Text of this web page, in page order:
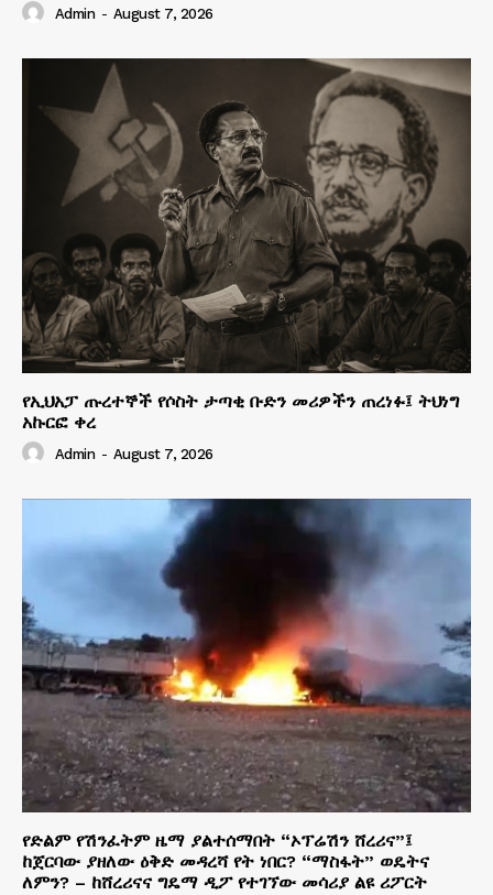
Admin - August 7, 2026
የኢህአፓ ጡረተኞች የሶስት ታጣቂ ቡድን መሪዎችን ጠረነፉ፤ ትህነግ
አኩርፎ ቀረ
Admin - August 7, 2026
የድልም የሽንፈትም ዜማ ያልተሰማበት “ኦፕሬሽን ሸረሪና”፤
ከጀርባው ያዘለው ዕቅድ መዳረሻ የት ነበር? “ማስፋት” ወዴትና
ለምን? – ከሸረሪናና ግዴማ ዲፖ የተገኘው መሳሪያ ልዩ ሪፖርት